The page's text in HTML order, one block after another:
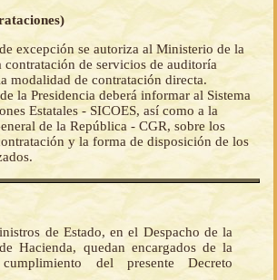
excepción se autoriza al Ministerio de la
contratación de servicios de auditoría
modalidad de contratación directa.
la Presidencia deberá informar al Sistema
Estatales - SICOES, así como a la
de la República - CGR, sobre los
y la forma de disposición de los
de Estado, en el Despacho de la
Hacienda, quedan encargados de la
del presente Decreto